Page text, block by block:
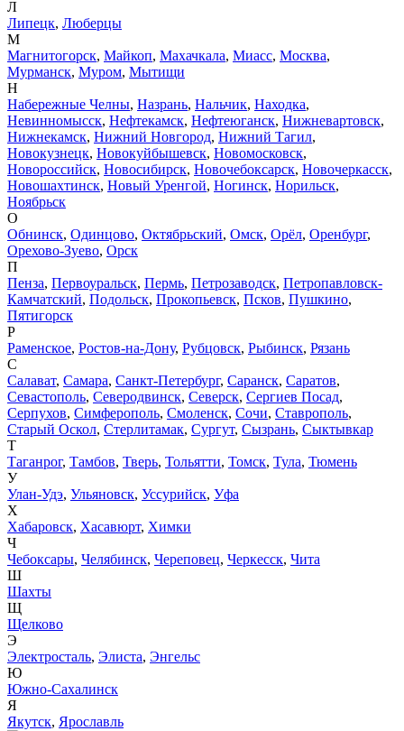
Л
Липецк, Люберцы
М
Магнитогорск, Майкоп, Махачкала, Миасс, Москва,
Мурманск, Муром, Мытищи
Н
Набережные Челны, Назрань, Нальчик, Находка,
Невинномысск, Нефтекамск, Нефтеюганск, Нижневартовск,
Нижнекамск, Нижний Новгород, Нижний Тагил,
Новокузнецк, Новокуйбышевск, Новомосковск,
Новороссийск, Новосибирск, Новочебоксарск, Новочеркасск,
Новошахтинск, Новый Уренгой, Ногинск, Норильск,
Ноябрьск
О
Обнинск, Одинцово, Октябрьский, Омск, Орёл, Оренбург,
Орехово-Зуево, Орск
П
Пенза, Первоуральск, Пермь, Петрозаводск, Петропавловск-
Камчатский, Подольск, Прокопьевск, Псков, Пушкино,
Пятигорск
Р
Раменское, Ростов-на-Дону, Рубцовск, Рыбинск, Рязань
С
Салават, Самара, Санкт-Петербург, Саранск, Саратов,
Севастополь, Северодвинск, Северск, Сергиев Посад,
Серпухов, Симферополь, Смоленск, Сочи, Ставрополь,
Старый Оскол, Стерлитамак, Сургут, Сызрань, Сыктывкар
Т
Таганрог, Тамбов, Тверь, Тольятти, Томск, Тула, Тюмень
У
Улан-Удэ, Ульяновск, Уссурийск, Уфа
Х
Хабаровск, Хасавюрт, Химки
Ч
Чебоксары, Челябинск, Череповец, Черкесск, Чита
Ш
Шахты
Щ
Щелково
Э
Электросталь, Элиста, Энгельс
Ю
Южно-Сахалинск
Я
Якутск, Ярославль